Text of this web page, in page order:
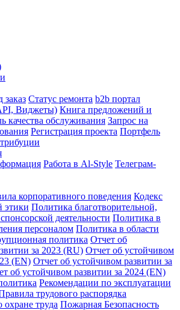
Статус ремонта b2b портал
Виджеты) Книга предложений и
качества обслуживания Запрос на
Регистрация проекта Портфель
Работа в Al-Style Телеграм-
корпоративного поведения Кодекс
этики Политика благотворительной,
деятельности Политика в
персоналом Политика в области
политика Отчет об
за 2023 (RU) Отчет об устойчивом
(EN) Отчет об устойчивом развитии за
об устойчивом развитии за 2024 (EN)
Рекомендации по эксплуатации
трудового распорядка
труда Пожарная Безопасность